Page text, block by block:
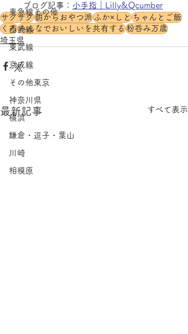
東急線その他
西武線
東武線
京成線
その他東京
神奈川県
横浜
鎌倉・逗子・葉山
川崎
相模原
ブログ記事： 小手指｜Lilly&Qcumber
サクサク朝からおやつ派ふか×しとちゃんとご飯
くろみんなでおいしいを共有する粉呑み万歳
埼玉県
最新記事 すべて表示